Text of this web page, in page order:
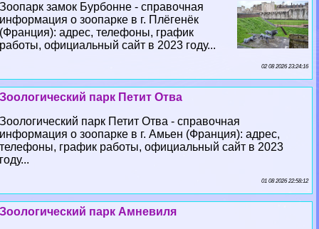
Зоопарк замок Бурбонне - справочная
информация о зоопарке в г. Плёгенёк
(Франция): адрес, телефоны, график
работы, официальный сайт в 2023 году...
02 08 2026 23:24:16
Зоологический парк Петит Отва
Зоологический парк Петит Отва - справочная
информация о зоопарке в г. Амьен (Франция): адрес,
телефоны, график работы, официальный сайт в 2023
году...
01 08 2026 22:58:12
Зоологический парк Амневиля